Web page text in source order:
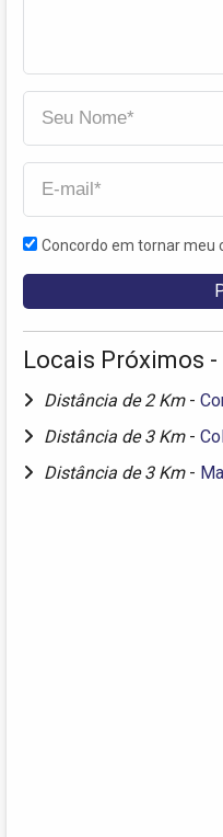
Concordo em tornar meu
Locais Próximos -
Distância de 2 Km -
Distância de 3 Km -
Distância de 3 Km -